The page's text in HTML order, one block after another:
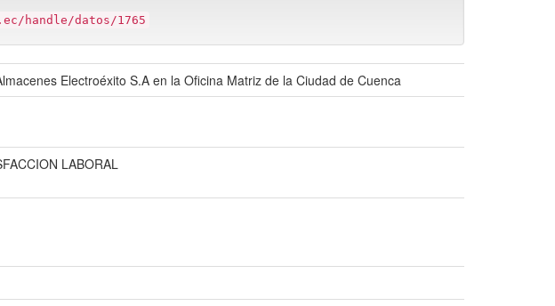
handle/datos/1765
Electroéxito S.A en la Oficina Matriz de la Ciudad de Cuenca
LABORAL